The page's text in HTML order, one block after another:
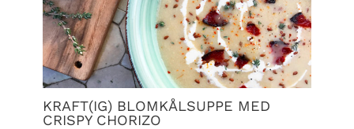
KRAFT(IG) BLOMKÅLSUPPE MED
CRISPY CHORIZO